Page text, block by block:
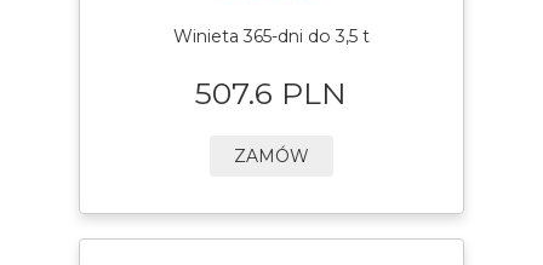
Winieta 365-dni do 3,5 t
507.6 PLN
ZAMÓW